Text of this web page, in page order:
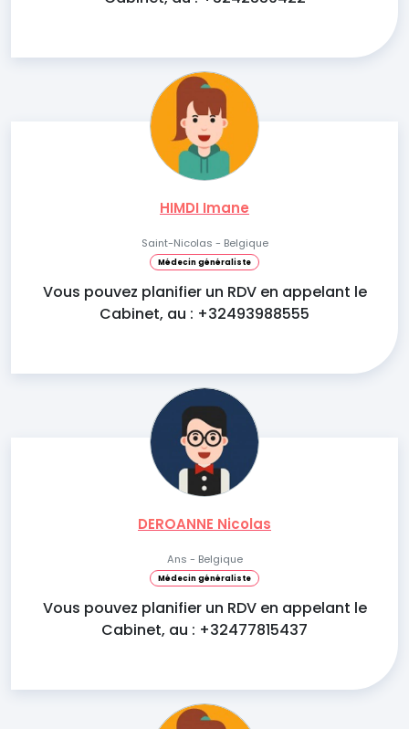
HIMDI Imane
Saint-Nicolas - Belgique
Médecin généraliste
Vous pouvez planifier un RDV en appelant le
Cabinet, au : +32493988555
DEROANNE Nicolas
Ans - Belgique
Médecin généraliste
Vous pouvez planifier un RDV en appelant le
Cabinet, au : +32477815437